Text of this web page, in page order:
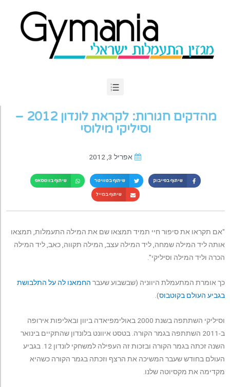
מהדקים חגורות: לקראת לונדון 2012 –
וסיליקי מילוסי
אפריל 3, 2012
שיתוף בפייבוק שיתוף בטוויטר שיתוף בווטסאפ
שיתוף במייל
"אם תקראו את סיפור חיי תמיד תמצאו שם את המילה התעמלות, תמצאו
אותה ליד המילה שמחה, ליד המילה עצב, המילה תקווה, כאב, ליד המילה
הכרה וליד המילה וסיליקי".
כך אומרת המתעמלת היווניה (שבשבוע שעבר החמאנו לה על התלבושת
בגביע העולם בקוטבוס).
וסיליקי השתתפה בשנת 2000 באולימפיאדה ביוון ובאליפות אירופה
ב-2011 השתתפה בגמר הקורה. בטסט איוונט בלונדון שהתקיים בינואר
השנה זכתה בגמר הקורה ובזכות זה העפילה למשחקי לונדון 12. בגביע
העולם בחודש שעבר המשיכה את הרצף וזכתה בגמר הקורה כשהיא
מקדימה את מקסיוטה שלנו.